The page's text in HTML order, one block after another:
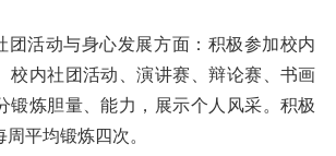
活动与身心发展方面：积极参加校内
校内社团活动、演讲赛、辩论赛、书画
锻炼胆量、能力，展示个人风采。积极
平均锻炼四次。